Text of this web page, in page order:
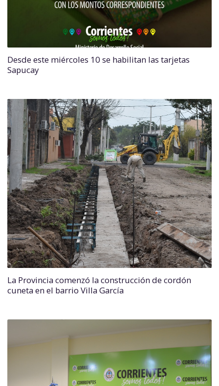
Desde este miércoles 10 se habilitan las tarjetas
Sapucay
La Provincia comenzó la construcción de cordón
cuneta en el barrio Villa García